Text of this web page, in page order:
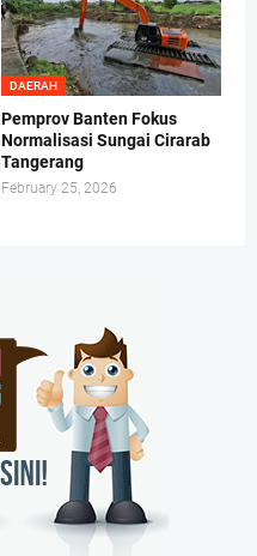
DAERAH
Pemprov Banten Fokus
Normalisasi Sungai Cirarab
Tangerang
February 25, 2026